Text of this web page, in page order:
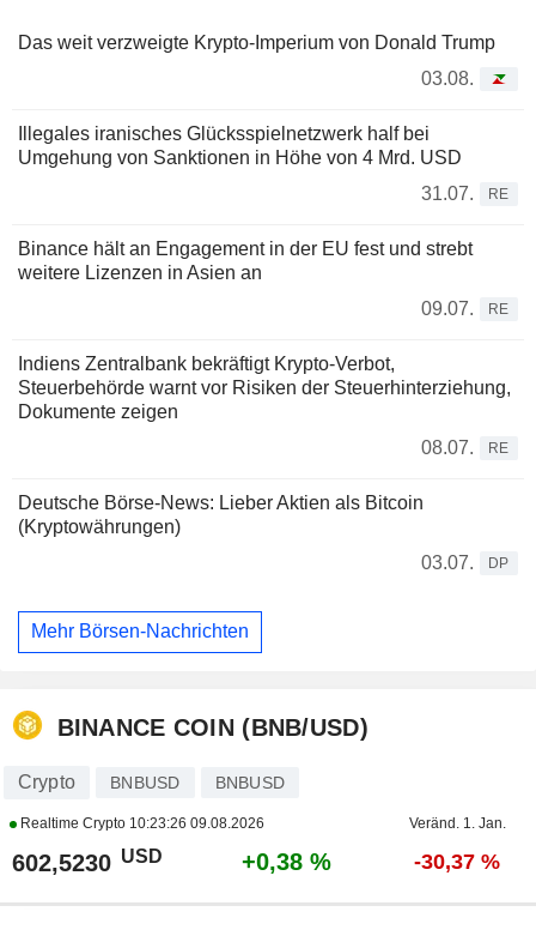
Das weit verzweigte Krypto-Imperium von Donald Trump
03.08.
Illegales iranisches Glücksspielnetzwerk half bei
Umgehung von Sanktionen in Höhe von 4 Mrd. USD
31.07.
RE
Binance hält an Engagement in der EU fest und strebt
weitere Lizenzen in Asien an
09.07.
RE
Indiens Zentralbank bekräftigt Krypto-Verbot,
Steuerbehörde warnt vor Risiken der Steuerhinterziehung,
Dokumente zeigen
08.07.
RE
Deutsche Börse-News: Lieber Aktien als Bitcoin
(Kryptowährungen)
03.07.
DP
Mehr Börsen-Nachrichten
BINANCE COIN (BNB/USD)
Crypto BNBUSD BNBUSD
Realtime Crypto 10:23:26 09.08.2026 Veränd. 1. Jan.
602,5230 USD +0,38 % -30,37 %